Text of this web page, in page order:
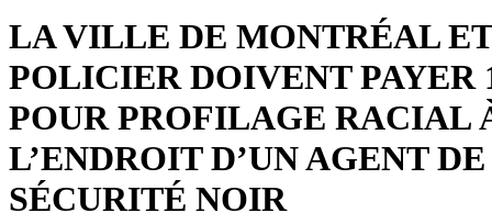
LA VILLE DE MONTRÉAL
POLICIER DOIVENT PAYER
POUR PROFILAGE RACIAL
L’ENDROIT D’UN AGENT DE
SÉCURITÉ NOIR